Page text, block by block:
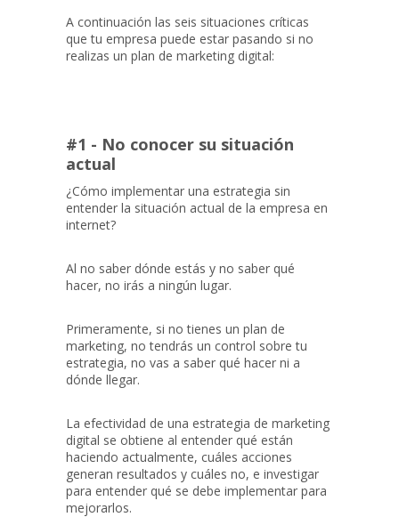
A continuación las seis situaciones críticas
que tu empresa puede estar pasando si no
realizas un plan de marketing digital:
#1 - No conocer su situación
actual
¿Cómo implementar una estrategia sin
entender la situación actual de la empresa en
internet?
Al no saber dónde estás y no saber qué
hacer, no irás a ningún lugar.
Primeramente, si no tienes un plan de
marketing, no tendrás un control sobre tu
estrategia, no vas a saber qué hacer ni a
dónde llegar.
La efectividad de una estrategia de marketing
digital se obtiene al entender qué están
haciendo actualmente, cuáles acciones
generan resultados y cuáles no, e investigar
para entender qué se debe implementar para
mejorarlos.